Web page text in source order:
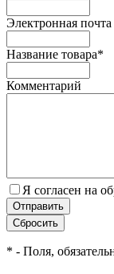
Электронная почта
Название товара*
Комментарий
Я согласен на
* - Поля,